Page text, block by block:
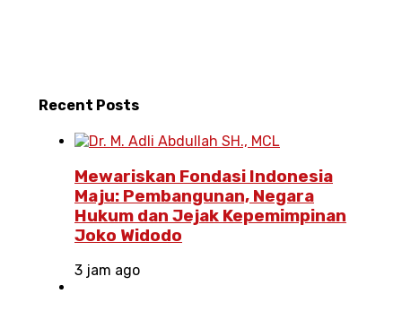
Recent Posts
Mewariskan Fondasi Indonesia
Maju: Pembangunan, Negara
Hukum dan Jejak Kepemimpinan
Joko Widodo
3 jam ago